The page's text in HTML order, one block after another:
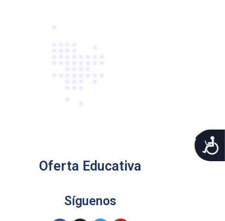
Oferta Educativa
Síguenos